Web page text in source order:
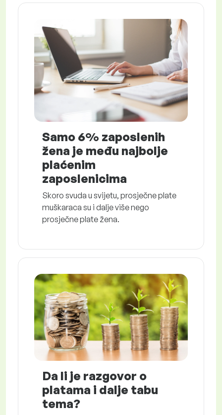
Samo 6% zaposlenih
žena je među najbolje
plaćenim
zaposlenicima
Skoro svuda u svijetu, prosječne plate
muškaraca su i dalje više nego
prosječne plate žena.
Da li je razgovor o
platama i dalje tabu
tema?